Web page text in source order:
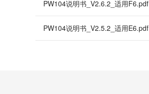
PW104说明书_V2.6.2_适用F6.pdf
PW104说明书_V2.5.2_适用E6.pdf